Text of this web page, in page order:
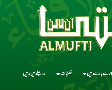
بارے میں فلکیات رابطے میں رہیں